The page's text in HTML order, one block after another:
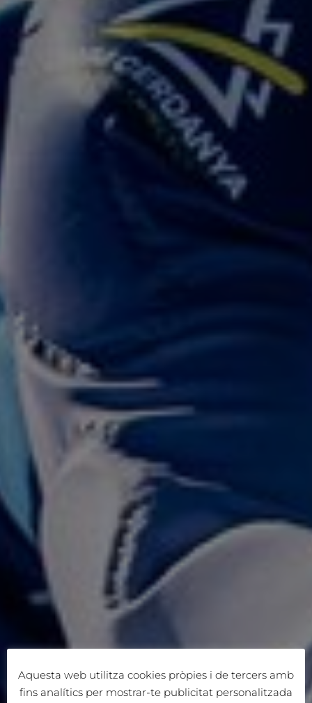
Aquesta web utilitza cookies pròpies i de tercers amb
fins analítics per mostrar-te publicitat personalitzada